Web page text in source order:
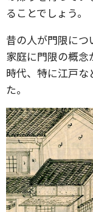
ることでしょう。
昔の人が門限に
家庭に門限の概
時代、特に江戸な
た。